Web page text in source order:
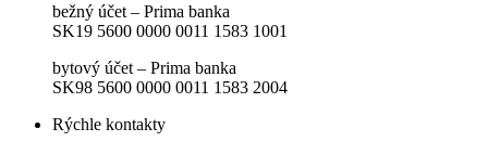
bežný účet – Prima banka
SK19 5600 0000 0011 1583 1001
bytový účet – Prima banka
SK98 5600 0000 0011 1583 2004
Rýchle kontakty